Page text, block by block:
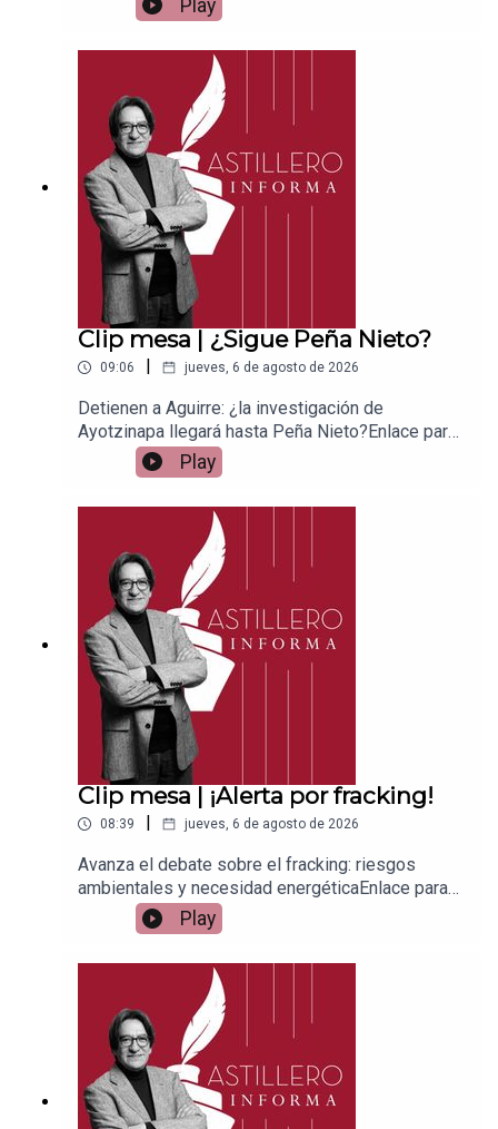
Patreon:https://www.patreon.com/julioastilleroEnl
ace para hacer donaciones vía
PayPal:https://www.paypal.me/julioastilleroCuent
a para hacer transferencias a cuenta BBVA a
nombre de Julio Hernández López:
1539408017CLABE: 012 320 01539408017
2Tienda:https://julioastillerotienda.com/
Play
Clip mesa | ¿Sigue Peña Nieto?
09:06 jueves, 6 de agosto de 2026
Detienen a Aguirre: ¿la investigación de
Ayotzinapa llegará hasta Peña Nieto?Enlace para
apoyar vía
Patreon:https://www.patreon.com/julioastilleroEnl
ace para hacer donaciones vía
PayPal:https://www.paypal.me/julioastilleroCuent
a para hacer transferencias a cuenta BBVA a
nombre de Julio Hernández López:
1539408017CLABE: 012 320 01539408017
2Tienda:https://julioastillerotienda.com/
Play
Clip mesa | ¡Alerta por fracking!
08:39 jueves, 6 de agosto de 2026
Avanza el debate sobre el fracking: riesgos
ambientales y necesidad energéticaEnlace para
apoyar vía
Patreon:https://www.patreon.com/julioastilleroEnl
ace para hacer donaciones vía
PayPal:https://www.paypal.me/julioastilleroCuent
a para hacer transferencias a cuenta BBVA a
nombre de Julio Hernández López:
1539408017CLABE: 012 320 01539408017
2Tienda:https://julioastillerotienda.com/
Play